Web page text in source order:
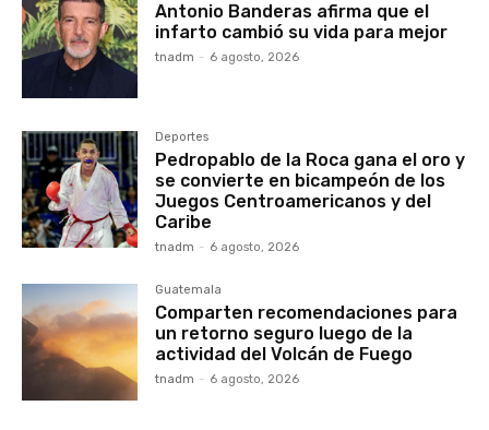
Antonio Banderas afirma que el
infarto cambió su vida para mejor
tnadm - 6 agosto, 2026
Deportes
Pedropablo de la Roca gana el oro y
se convierte en bicampeón de los
Juegos Centroamericanos y del
Caribe
tnadm - 6 agosto, 2026
Guatemala
Comparten recomendaciones para
un retorno seguro luego de la
actividad del Volcán de Fuego
tnadm - 6 agosto, 2026